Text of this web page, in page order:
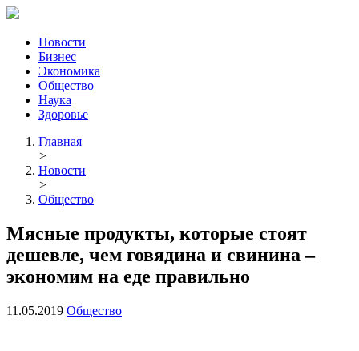
Новости
Бизнес
Экономика
Общество
Наука
Здоровье
Главная
>
Новости
>
Общество
Мясные продукты, которые стоят
дешевле, чем говядина и свинина –
экономим на еде правильно
11.05.2019 Общество